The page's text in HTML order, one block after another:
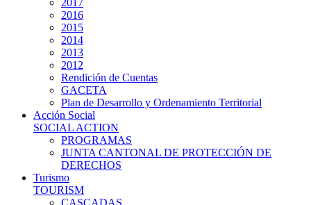
2016
2015
2014
2013
2012
Rendición de Cuentas
GACETA
Plan de Desarrollo y Ordenamiento Territorial
Acción Social
SOCIAL ACTION
PROGRAMAS
JUNTA CANTONAL DE PROTECCIÓN DE
DERECHOS
Turismo
TOURISM
CASCADAS